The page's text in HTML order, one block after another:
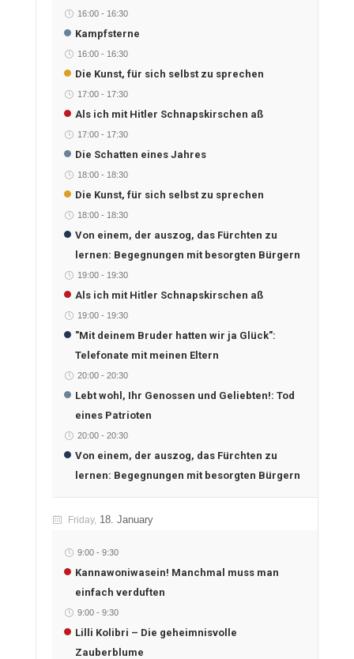
16:00- 16:30
Kampfsterne
16:00- 16:30
Die Kunst, für sich selbst zu sprechen
17:00- 17:30
Als ich mit Hitler Schnapskirschen aß
17:00- 17:30
Die Schatten eines Jahres
18:00- 18:30
Die Kunst, für sich selbst zu sprechen
18:00- 18:30
Von einem, der auszog, das Fürchten zu
lernen: Begegnungen mit besorgten Bürgern
19:00- 19:30
Als ich mit Hitler Schnapskirschen aß
19:00- 19:30
"Mit deinem Bruder hatten wir ja Glück":
Telefonate mit meinen Eltern
20:00- 20:30
Lebt wohl, Ihr Genossen und Geliebten!: Tod
eines Patrioten
20:00- 20:30
Von einem, der auszog, das Fürchten zu
lernen: Begegnungen mit besorgten Bürgern
Friday, 18. January
9:00- 9:30
Kannawoniwasein! Manchmal muss man
einfach verduften
9:00- 9:30
Lilli Kolibri – Die geheimnisvolle
Zauberblume